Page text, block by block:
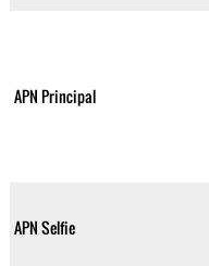
APN Principal
APN Selfie